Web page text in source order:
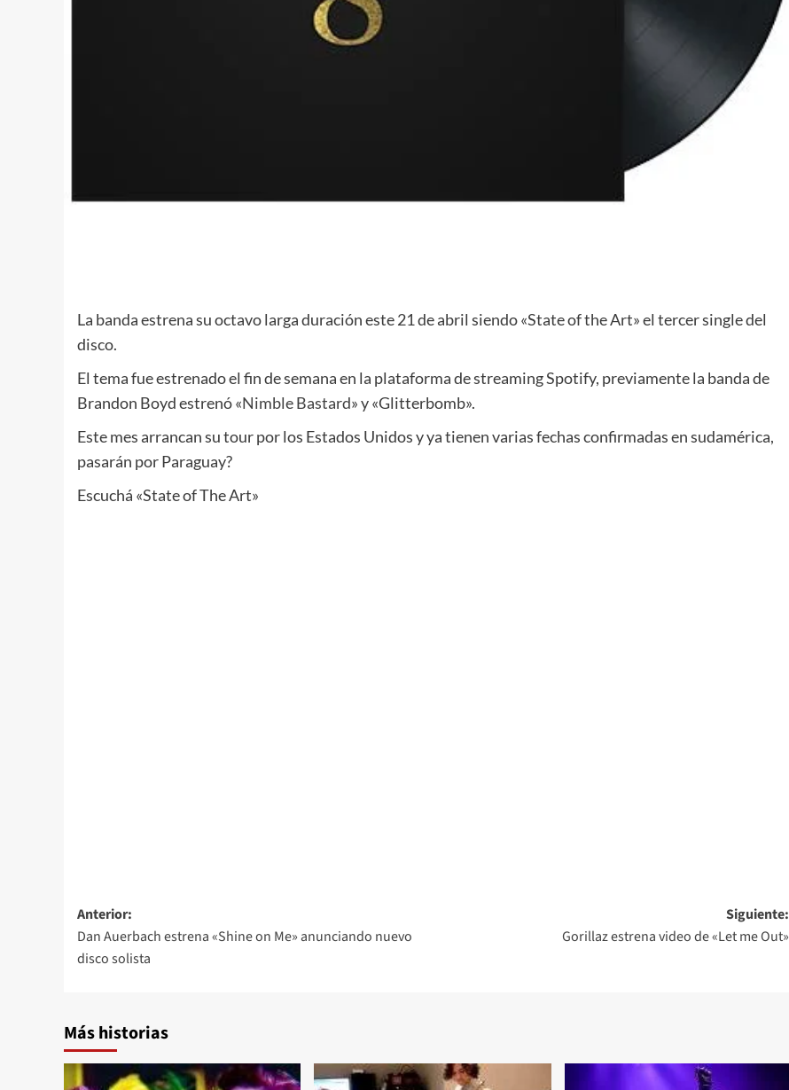
La banda estrena su octavo larga duración este 21 de abril siendo «State of the Art» el tercer single del
disco.
El tema fue estrenado el fin de semana en la plataforma de streaming Spotify, previamente la banda de
Brandon Boyd estrenó «Nimble Bastard» y «Glitterbomb».
Este mes arrancan su tour por los Estados Unidos y ya tienen varias fechas confirmadas en sudamérica,
pasarán por Paraguay?
Escuchá «State of The Art»
Navegación
de
entradas
Anterior:
Dan Auerbach estrena «Shine on Me» anunciando nuevo
disco solista
Siguiente:
Gorillaz estrena video de «Let me Out»
Más historias